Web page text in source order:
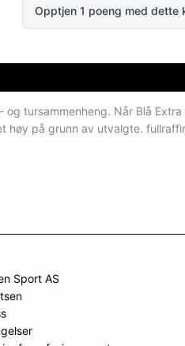
Opptjen 1 poeng med dette
tursammenheng. Når Blå
høy på grunn av utvalgte.
Sport AS